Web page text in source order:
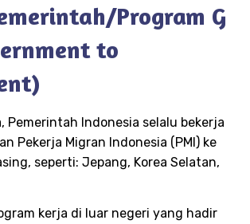
Program G
to
Pemerintah Indonesia selalu bekerja
Pekerja Migran Indonesia (PMI) ke
seperti: Jepang, Korea Selatan,
kerja di luar negeri yang hadir